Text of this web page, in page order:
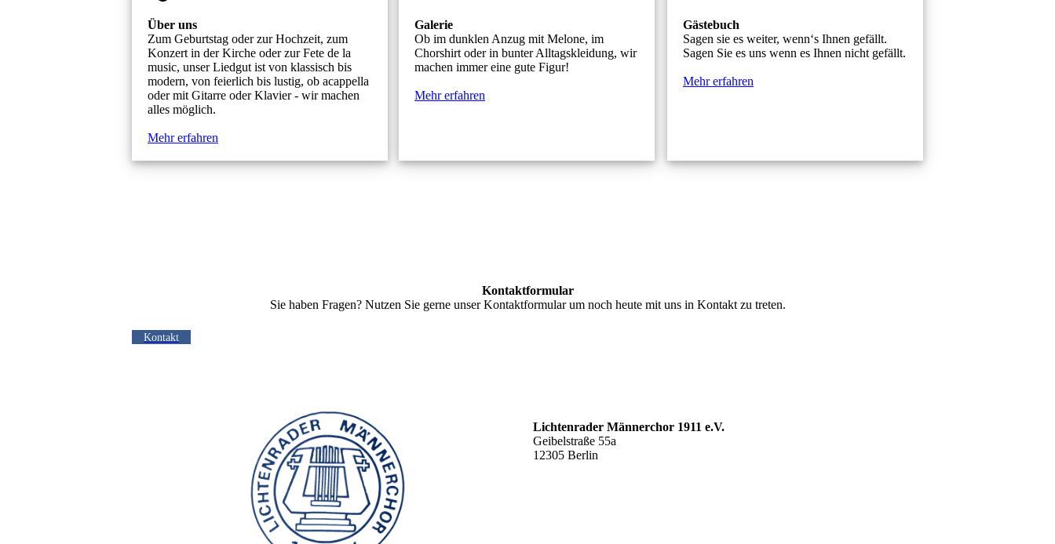
Über uns
Zum Geburtstag oder zur Hochzeit, zum
Konzert in der Kirche oder zur Fete de la
music, unser Liedgut ist von klassisch bis
modern, von feierlich bis lustig, ob acappella
oder mit Gitarre oder Klavier - wir machen
alles möglich.
Mehr erfahren
Galerie
Ob im dunklen Anzug mit Melone, im
Chorshirt oder in bunter Alltagskleidung, wir
machen immer eine gute Figur!
Mehr erfahren
Gästebuch
Sagen sie es weiter, wenn‘s Ihnen gefällt.
Sagen Sie es uns wenn es Ihnen nicht gefällt.
Mehr erfahren
Kontaktformular
Sie haben Fragen? Nutzen Sie gerne unser Kontaktformular um noch heute mit uns in Kontakt zu treten.
Kontakt
Lichtenrader Männerchor 1911 e.V.
Geibelstraße 55a
12305 Berlin